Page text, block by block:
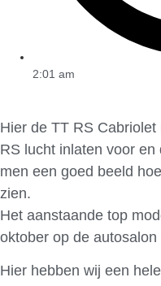
2:01 am
Hier de TT RS
RS lucht inlaten voor
men een goed beeld
zien.
Het aanstaande top
oktober op de
Hier hebben wij een